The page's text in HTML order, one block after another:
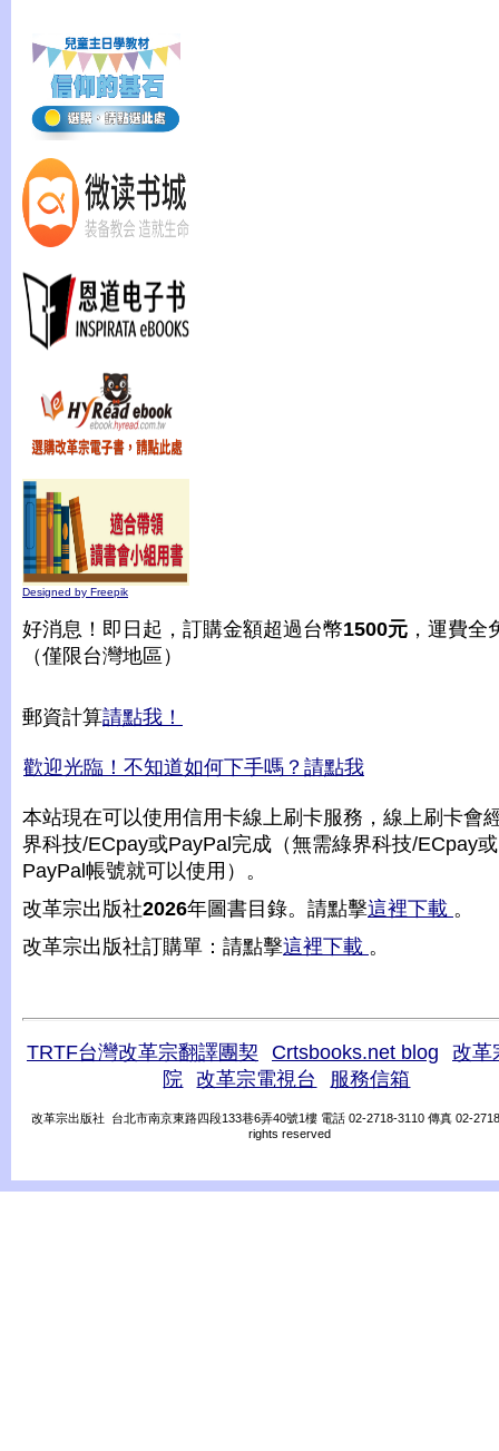
Designed by Freepik
好消息！即日起，訂購金額超過台幣1500元 ，運費全
（僅限台灣地區）
郵資計算請點我！
歡迎光臨！不知道如何下手嗎？請點我
本站現在可以使用信用卡線上刷卡服務，線上刷卡會
界科技/ECpay或PayPal完成（無需綠界科技/ECpay或
PayPal帳號就可以使用）。
改革宗出版社2026年圖書目錄。請點擊這裡下載 。
改革宗出版社訂購單：請點擊這裡下載 。
TRTF台灣改革宗翻譯團契 Crtsbooks.net blog
改革
院
改革宗電視台 服務信箱
改革宗出版社 台北市南京東路四段133巷6弄40號1樓 電話 02-2718-3110 傳真 02-
rights reserved